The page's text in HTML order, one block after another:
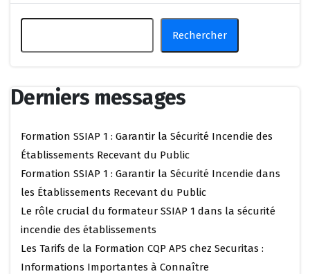
Rechercher
Derniers messages
Formation SSIAP 1 : Garantir la Sécurité Incendie des
Établissements Recevant du Public
Formation SSIAP 1 : Garantir la Sécurité Incendie dans
les Établissements Recevant du Public
Le rôle crucial du formateur SSIAP 1 dans la sécurité
incendie des établissements
Les Tarifs de la Formation CQP APS chez Securitas :
Informations Importantes à Connaître